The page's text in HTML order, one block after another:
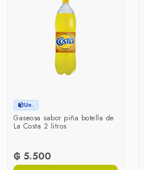
Un.
Gaseosa sabor piña botella de
La Costa 2 litros
₲ 5.500